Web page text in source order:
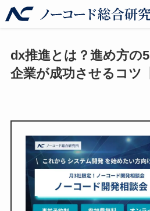
dx推進とは？進め方の
企業が成功させるコツ